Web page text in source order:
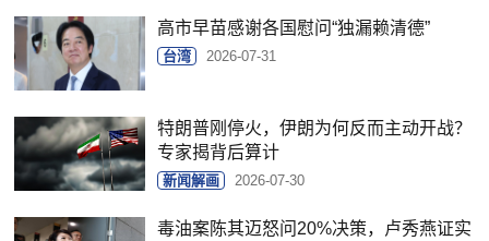
高市早苗感谢各国慰问“独漏赖清德”
台湾 2026-07-31
特朗普刚停火，伊朗为何反而主动开战？
专家揭背后算计
新闻解画 2026-07-30
毒油案陈其迈怒问20%决策，卢秀燕证实